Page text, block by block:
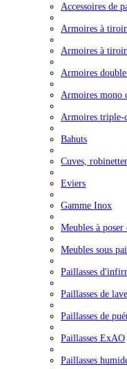
Accessoires de
Armoires à
Armoires à
Armoires
Armoires mono
Armoires triple-
Bahuts
Cuves,
Eviers
Gamme Inox
Meubles à poser
Meubles sous
Paillasses
Paillasses de
Paillasses de
Paillasses ExAO
Paillasses